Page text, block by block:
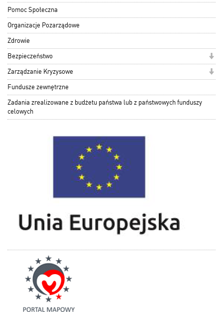
Pomoc Społeczna
Organizacje Pozarządowe
Zdrowie
Bezpieczeństwo
Zarządzanie Kryzysowe
Fundusze zewnętrzne
Zadania zrealizowane z budżetu państwa lub z państwowych funduszy
celowych